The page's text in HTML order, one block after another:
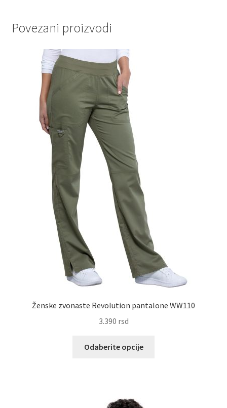
Povezani proizvodi
Ženske zvonaste Revolution pantalone WW110
3.390 rsd
Odaberite opcije